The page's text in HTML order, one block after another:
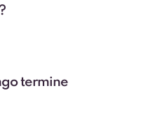
termine